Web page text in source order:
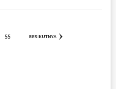
HALAMAN
55 BERIKUTNYA